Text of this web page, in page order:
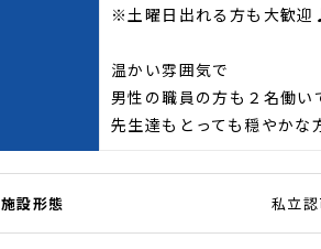
※土曜日出れる方も大歓迎
温かい雰囲気で
男性の職員の方も２名働い
先生達もとっても穏やか
施設形態 私立